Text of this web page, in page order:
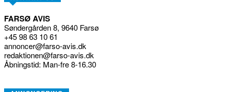
FARSØ AVIS
Søndergården 8, 9640 Farsø
+45 98 63 10 61
annoncer@farso-avis.dk
redaktionen@farso-avis.dk
Åbningstid: Man-fre 8-16.30